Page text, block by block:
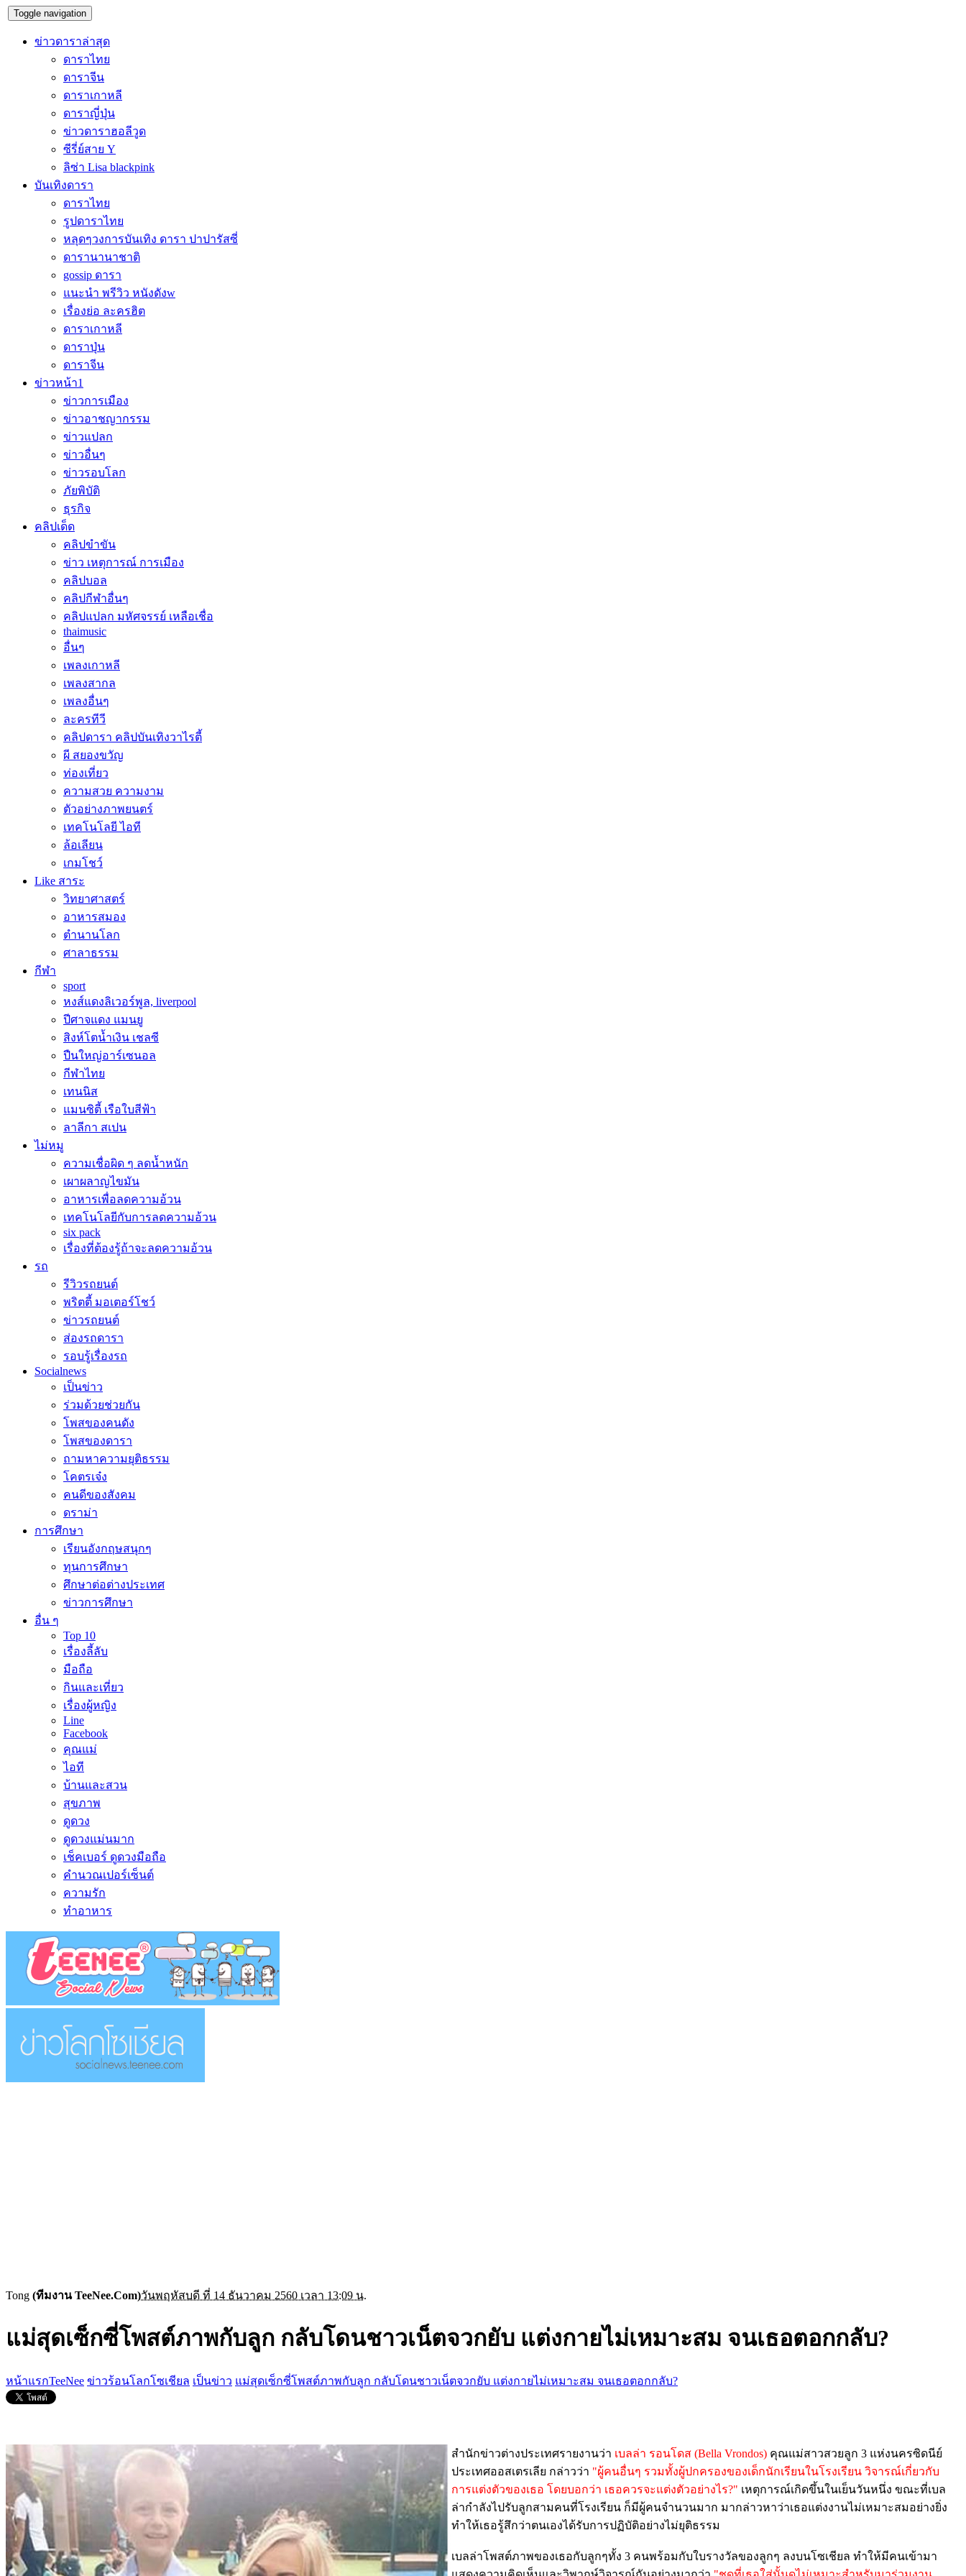
Toggle navigation
ข่าวดาราล่าสุด
ดาราไทย
ดาราจีน
ดาราเกาหลี
ดาราญี่ปุ่น
ข่าวดาราฮอลีวูด
ซีรี่ย์สาย Y
ลิซ่า Lisa blackpink
บันเทิงดารา
ดาราไทย
รูปดาราไทย
หลุดๆวงการบันเทิง ดารา ปาปารัสซี่
ดารานานาชาติ
gossip ดารา
แนะนำ พรีวิว หนังดังw
เรื่องย่อ ละครฮิต
ดาราเกาหลี
ดาราปุ่น
ดาราจีน
ข่าวหน้า1
ข่าวการเมือง
ข่าวอาชญากรรม
ข่าวแปลก
ข่าวอื่นๆ
ข่าวรอบโลก
ภัยพิบัติ
ธุรกิจ
คลิปเด็ด
คลิปขำขัน
ข่าว เหตุการณ์ การเมือง
คลิปบอล
คลิปกีฬาอื่นๆ
คลิปแปลก มหัศจรรย์ เหลือเชื่อ
thaimusic
อื่นๆ
เพลงเกาหลี
เพลงสากล
เพลงอื่นๆ
ละครทีวี
คลิปดารา คลิปบันเทิงวาไรตี้
ผี สยองขวัญ
ท่องเที่ยว
ความสวย ความงาม
ตัวอย่างภาพยนตร์
เทคโนโลยี ไอที
ล้อเลียน
เกมโชว์
Like สาระ
วิทยาศาสตร์
อาหารสมอง
ตำนานโลก
ศาลาธรรม
กีฬา
sport
หงส์แดงลิเวอร์พูล, liverpool
ปีศาจแดง แมนยู
สิงห์โตน้ำเงิน เชลซี
ปืนใหญ่อาร์เซนอล
กีฬาไทย
เทนนิส
แมนซิตี้ เรือใบสีฟ้า
ลาลีกา สเปน
ไม่หมู
ความเชื่อผิด ๆ ลดน้ำหนัก
เผาผลาญไขมัน
อาหารเพื่อลดความอ้วน
เทคโนโลยีกับการลดความอ้วน
six pack
เรื่องที่ต้องรู้ถ้าจะลดความอ้วน
รถ
รีวิวรถยนต์
พริตตี้ มอเตอร์โชว์
ข่าวรถยนต์
ส่องรถดารา
รอบรู้เรื่องรถ
Socialnews
เป็นข่าว
ร่วมด้วยช่วยกัน
โพสของคนดัง
โพสของดารา
ถามหาความยุติธรรม
โคตรเจ๋ง
คนดีของสังคม
ดราม่า
การศึกษา
เรียนอังกฤษสนุกๆ
ทุนการศึกษา
ศึกษาต่อต่างประเทศ
ข่าวการศึกษา
อื่น ๆ
Top 10
เรื่องลี้ลับ
มือถือ
กินและเที่ยว
เรื่องผู้หญิง
Line
Facebook
คุณแม่
ไอที
บ้านและสวน
สุขภาพ
ดูดวง
ดูดวงแม่นมาก
เช็คเบอร์ ดูดวงมือถือ
คำนวณเปอร์เซ็นต์
ความรัก
ทำอาหาร
Tong (ทีมงาน TeeNee.Com)วันพฤหัสบดี ที่ 14 ธันวาคม 2560 เวลา 13:09 น.
แม่สุดเซ็กซี่โพสต์ภาพกับลูก กลับโดนชาวเน็ตจวกยับ แต่งกายไม่เหมาะสม จนเธอตอกกลับ?
หน้าแรกTeeNee ข่าวร้อนโลกโซเชียล เป็นข่าว แม่สุดเซ็กซี่โพสต์ภาพกับลูก กลับโดนชาวเน็ตจวกยับ แต่งกายไม่เหมาะสม จนเธอตอกกลับ?
สำนักข่าวต่างประเทศรายงานว่า เบลล่า รอนโดส (Bella Vrondos) คุณแม่สาวสวยลูก 3 แห่งนครซิดนีย์
ประเทศออสเตรเลีย กล่าวว่า "ผู้คนอื่นๆ รวมทั้งผู้ปกครองของเด็กนักเรียนในโรงเรียน วิจารณ์เกี่ยวกับ
การแต่งตัวของเธอ โดยบอกว่า เธอควรจะแต่งตัวอย่างไร?" เหตุการณ์เกิดขึ้นในเย็นวันหนึ่ง ขณะที่เบล
ล่ากำลังไปรับลูกสามคนที่โรงเรียน ก็มีผู้คนจำนวนมาก มากล่าวหาว่าเธอแต่งงานไม่เหมาะสมอย่างยิ่ง
ทำให้เธอรู้สึกว่าตนเองได้รับการปฏิบัติอย่างไม่ยุติธรรม
เบลล่าโพสต์ภาพของเธอกับลูกๆทั้ง 3 คนพร้อมกับใบรางวัลของลูกๆ ลงบนโซเชียล ทำให้มีคนเข้ามา